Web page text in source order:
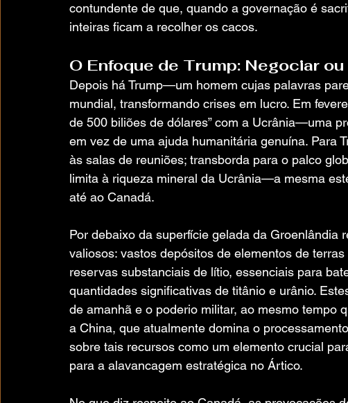
contundente de que, quando a governação é
inteiras ficam a recolher os cacos.
O Enfoque de Trump: Negociar
Depois há Trump—um homem cujas palavras
mundial, transformando crises em lucro. Em
de 500 biliões de dólares” com a Ucrânia—uma
em vez de uma ajuda humanitária genuína. Para
às salas de reuniões; transborda para o palco
limita à riqueza mineral da Ucrânia—a mesma
até ao Canadá.
Por debaixo da superfície gelada da Groenlândia
valiosos: vastos depósitos de elementos de
reservas substanciais de lítio, essenciais para
quantidades significativas de titânio e urânio.
de amanhã e o poderio militar, ao mesmo tempo
a China, que atualmente domina o
sobre tais recursos como um elemento crucial
para a alavancagem estratégica no Ártico.